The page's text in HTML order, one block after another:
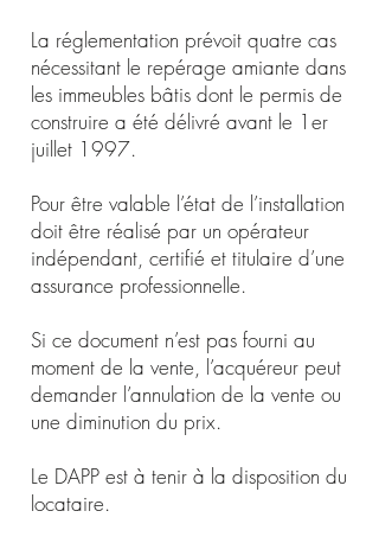
La réglementation prévoit quatre cas
nécessitant le repérage amiante dans
les immeubles bâtis dont le permis de
construire a été délivré avant le 1er
juillet 1997.
Pour être valable l’état de l’installation
doit être réalisé par un opérateur
indépendant, certifié et titulaire d’une
assurance professionnelle.
Si ce document n’est pas fourni au
moment de la vente, l’acquéreur peut
demander l’annulation de la vente ou
une diminution du prix.
Le DAPP est à tenir à la disposition du
locataire.